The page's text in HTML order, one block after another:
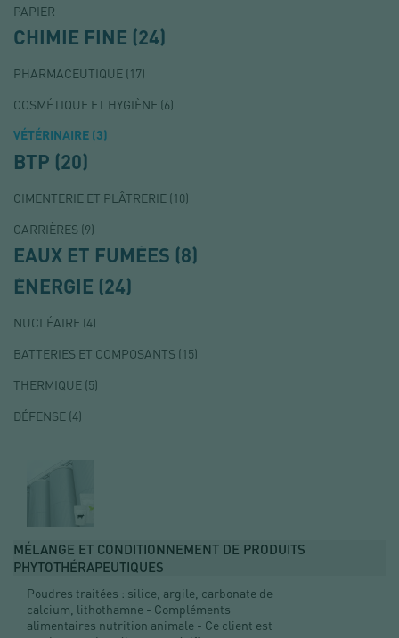
PAPIER
CHIMIE FINE (24)
PHARMACEUTIQUE (17)
COSMÉTIQUE ET HYGIÈNE (6)
VÉTÉRINAIRE (3)
BTP (20)
CIMENTERIE ET PLÂTRERIE (10)
CARRIÈRES (9)
EAUX ET FUMÉES (8)
ÉNERGIE (24)
NUCLÉAIRE (4)
BATTERIES ET COMPOSANTS (15)
THERMIQUE (5)
DÉFENSE (4)
MÉLANGE ET CONDITIONNEMENT DE PRODUITS
PHYTOTHÉRAPEUTIQUES
Poudres traitées : silice, argile, carbonate de
calcium, lithothamne - Compléments
alimentaires nutrition animale - Ce client est